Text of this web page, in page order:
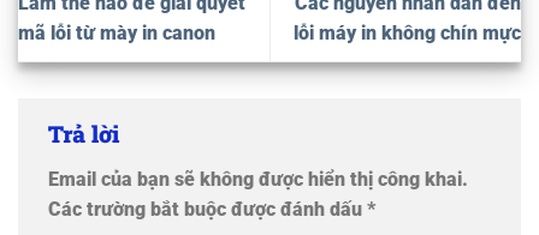
mã lỗi từ mày in canon
lỗi máy in không chín mực
Trả lời
Email của bạn sẽ không được hiển thị công khai.
Các trường bắt buộc được đánh dấu *